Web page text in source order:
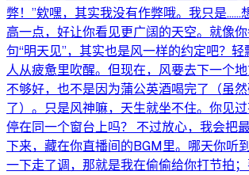
弊！”欸嘿，其实我没有作弊哦。我只是……
高一点，好让你看见更广阔的天空。就像
句“明天见”，其实也是风一样的约定吧？
人从疲惫里吹醒。但现在，风要去下一个
不够好，也不是因为蒲公英酒喝完了（虽
了）。只是风神嘛，天生就坐不住。你见
停在同一个窗台上吗？ 不过放心，我会把
下来，藏在你直播间的BGM里。哪天你听
一下走了调，那就是我在偷偷给你打节拍